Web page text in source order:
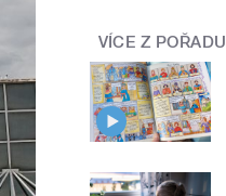
VÍCE Z POŘADU